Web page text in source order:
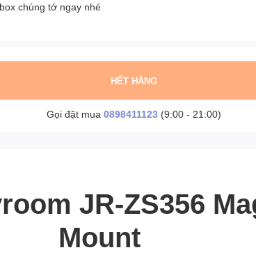
chúng tớ ngay nhé
HẾT HÀNG
Gọi đặt mua 0898411123(9:00 - 21:00)
JR-ZS356
Mount